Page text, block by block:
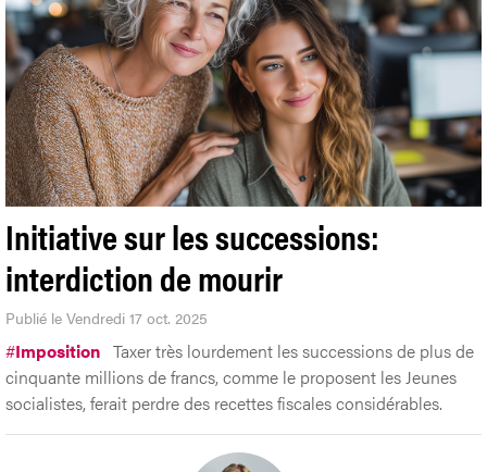
Initiative sur les successions:
interdiction de mourir
Publié le Vendredi 17 oct. 2025
#Imposition Taxer très lourdement les successions de plus de
cinquante millions de francs, comme le proposent les Jeunes
socialistes, ferait perdre des recettes fiscales considérables.